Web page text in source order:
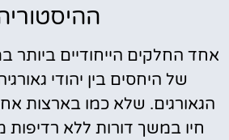
אחד החלקים הייחודיים ביותר
של היחסים בין יהודי
הגאורגים. שלא כמו בארצות
חיו במשך דורות ללא רדיפות